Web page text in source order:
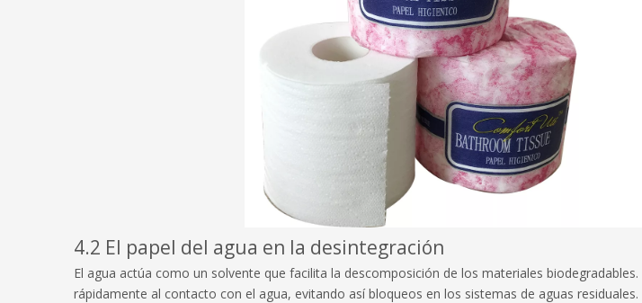
4.2 El papel del agua en la desintegración
El agua actúa como un solvente que facilita la descomposición de los materiales
rápidamente al contacto con el agua, evitando así bloqueos en los sistemas de aguas